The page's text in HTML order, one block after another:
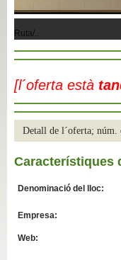
Ruta/..
[l´oferta està
Detall de l´oferta;
Característiques
Denominació del lloc:
Empresa:
Web: